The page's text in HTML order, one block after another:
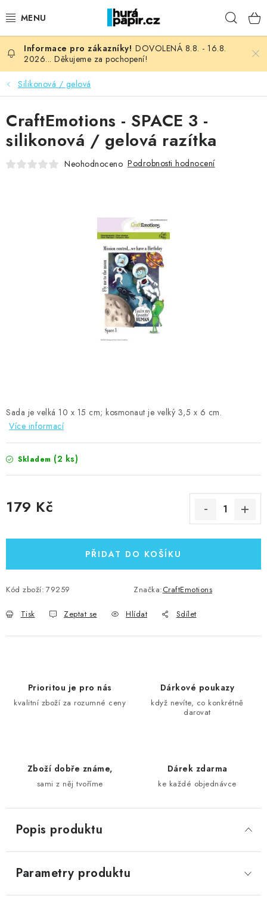
na
NOVINKY
HURÁ DÍLNA
VŠECHNO ZBOŽÍ
KNIHAŘSKÝ MATERIÁL
Moje objednávka
DOVOLENÁ 8.8. - 16.8.
2026... Děkujeme za pochopení!
Silikonová / gelová
Sada je velká 10 x 15 cm; kosmonaut je velký 3,5 x 6 cm.
Více informací
Skladem (2 ks)
179 Kč
PŘIDAT DO KOŠÍKU
Kód zboží: 79259 Značka:CraftEmotions
Tisk Zeptat se Hlídat Sdílet
CraftEmotions - SPACE 3 -
silikonová / gelová razítka
Neohodnoceno Podrobnosti hodnocení
Prioritou je pro nás
kvalitní zboží za rozumné ceny
Dárkové poukazy
když nevíte, co konkrétně
darovat
Zboží dobře známe,
sami z něj tvoříme
Dárek zdarma
ke každé objednávce
Popis produktu
Parametry produktu